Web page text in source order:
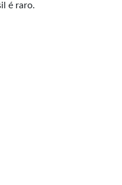
é raro.